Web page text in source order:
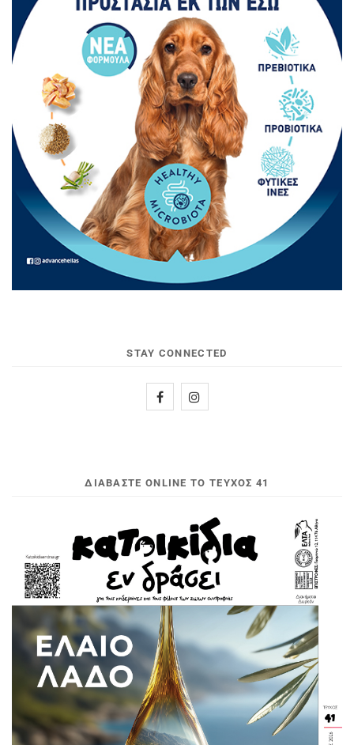
STAY CONNECTED
ΔΙΑΒΆΣΤΕ ONLINE ΤΟ ΤΕΎΧΟΣ 41